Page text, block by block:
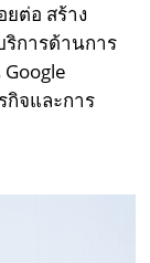
ยต่อ สร้าง
การด้านการ
กิจและการ